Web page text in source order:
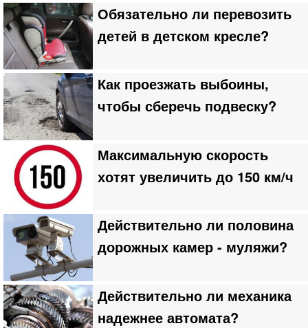
Обязательно ли перевозить
детей в детском кресле?
Как проезжать выбоины,
чтобы сберечь подвеску?
Максимальную скорость
хотят увеличить до 150 км/ч
Действительно ли половина
дорожных камер - муляжи?
Действительно ли механика
надежнее автомата?